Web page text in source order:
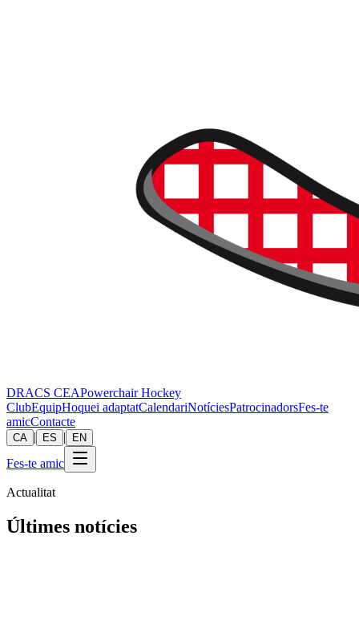
DRACS CEAPowerchair Hockey
ClubEquipHoquei adaptatCalendariNotíciesPatrocinadorsFes-te
amicContacte
CA | ES | EN
Fes-te amic
Actualitat
Últimes notícies